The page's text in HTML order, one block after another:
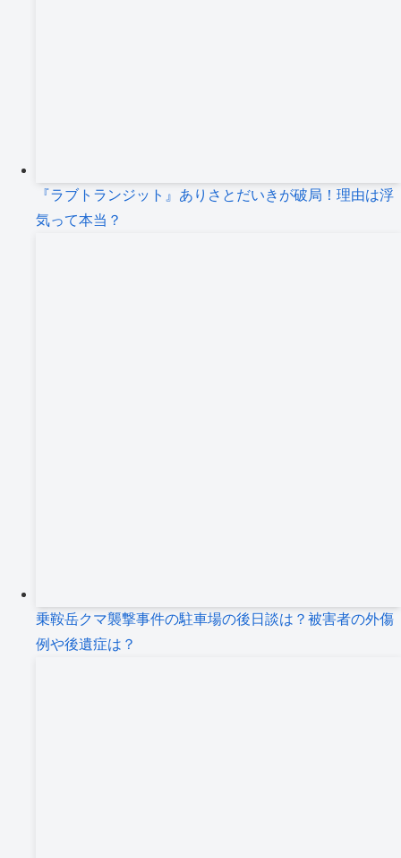
『ラブトランジット』ありさとだいきが破局！理由は浮
気って本当？
乗鞍岳クマ襲撃事件の駐車場の後日談は？被害者の外傷
例や後遺症は？